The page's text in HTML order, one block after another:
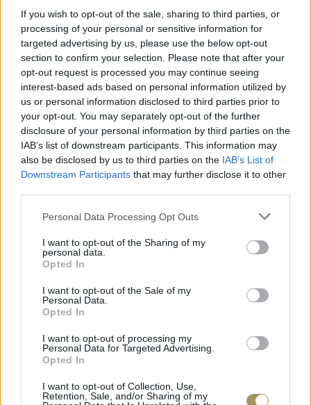
If you wish to opt-out of the sale, sharing to third parties, or
processing of your personal or sensitive information for
targeted advertising by us, please use the below opt-out
section to confirm your selection. Please note that after your
opt-out request is processed you may continue seeing
interest-based ads based on personal information utilized by
us or personal information disclosed to third parties prior to
your opt-out. You may separately opt-out of the further
disclosure of your personal information by third parties on the
IAB’s list of downstream participants. This information may
also be disclosed by us to third parties on the IAB’s List of
Downstream Participants that may further disclose it to other
Personal Data Processing Opt Outs
I want to opt-out of the Sharing of my
personal data.
Opted In
I want to opt-out of the Sale of my
Personal Data.
Opted In
I want to opt-out of processing my
Personal Data for Targeted Advertising.
Opted In
I want to opt-out of Collection, Use,
Retention, Sale, and/or Sharing of my
Ανακαλύψτε τα κοσμήματα που αγαπήθηκαν περισσότερο!
Εδώ θα βρείτε τις κορυφαίες επιλογές που ξεχωρίζουν για
το μοναδικό τους στυλ και την εξαιρετική τους ποιότητα.
ΧΡΥΣΌΣ 18 ΚΑΡΑΤΊΩΝ -10%
ΜΟΝΌΠΕΤΡΟ ΔΑΧΤΥΛΊΔΙ ΜΕ
€1.737€
BRASS